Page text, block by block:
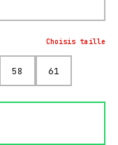
Choisis taille
58 61